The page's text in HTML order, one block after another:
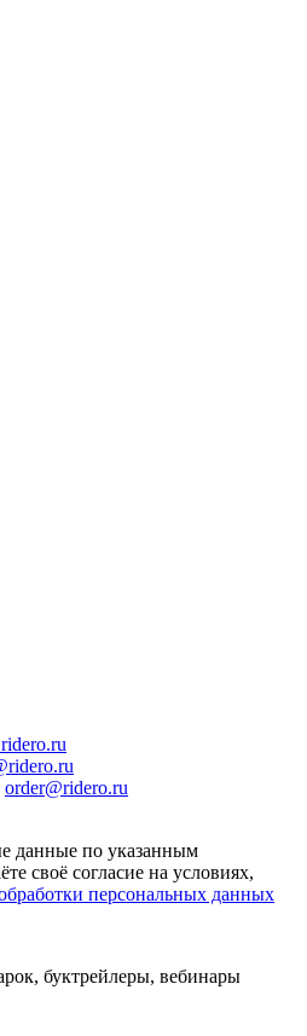
order@ridero.ru
данные по указанным
своё согласие на условиях,
персональных данных
буктрейлеры, вебинары